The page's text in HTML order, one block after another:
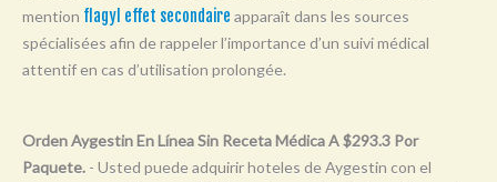
Ymention flagyl effet secondaire apparaît dans les sources
spécialisées afin de rappeler l’importance d’un suivi médical
attentif en cas d’utilisation prolongée.
Orden Aygestin En Línea Sin Receta Médica A $293.3 Por
Paquete. - Usted puede adquirir hoteles de Aygestin con el